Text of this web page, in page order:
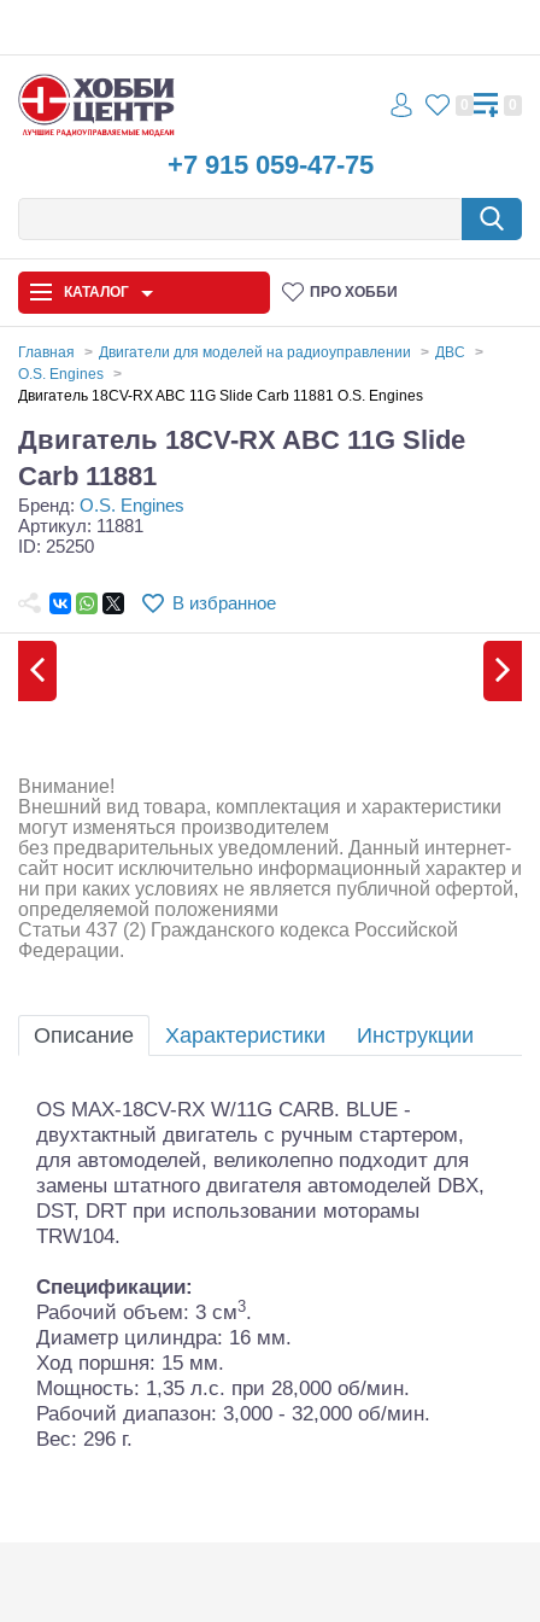
+7 915 059-47-75
0 0
КАТАЛОГ ПРО ХОББИ
Автомодели
Запчасти и аксессуары
Игрушки
Самолеты
Квадрокоптеры
Судомодели
Конструкторы
Аккумуляторы и батарейки
Зарядные устройства и блоки питания
Двигатели
Технические жидкости
Оптовая продажа запчастей для моделей
Главная Двигатели для моделей на радиоуправлении
ДВС
O.S. Engines
Двигатель 18CV-RX ABC 11G Slide Carb 11881 O.S. Engines
Двигатель 18CV-RX ABC 11G Slide
Carb 11881
Бренд: O.S. Engines
Артикул: 11881
ID: 25250
В избранное
Внимание!
Внешний вид товара, комплектация и характеристики
могут изменяться производителем
без предварительных уведомлений. Данный интернет-
сайт носит исключительно информационный характер и
ни при каких условиях не является публичной офертой,
определяемой положениями
Статьи 437 (2) Гражданского кодекса Российской
Федерации.
Описание Характеристики Инструкции
OS MAX-18CV-RX W/11G CARB. BLUE -
двухтактный двигатель с ручным стартером,
для автомоделей, великолепно подходит для
замены штатного двигателя автомоделей DBX,
DST, DRT при использовании моторамы
TRW104.
Спецификации:
Рабочий объем: 3 см3.
Диаметр цилиндра: 16 мм.
Ход поршня: 15 мм.
Мощность: 1,35 л.с. при 28,000 об/мин.
Рабочий диапазон: 3,000 - 32,000 об/мин.
Вес: 296 г.